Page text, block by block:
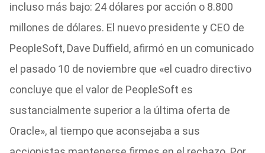
incluso más bajo: 24 dólares por acción o 8.800
millones de dólares. El nuevo presidente y CEO de
PeopleSoft, Dave Duffield, afirmó en un comunicado
el pasado 10 de noviembre que «el cuadro directivo
concluye que el valor de PeopleSoft es
sustancialmente superior a la última oferta de
Oracle», al tiempo que aconsejaba a sus